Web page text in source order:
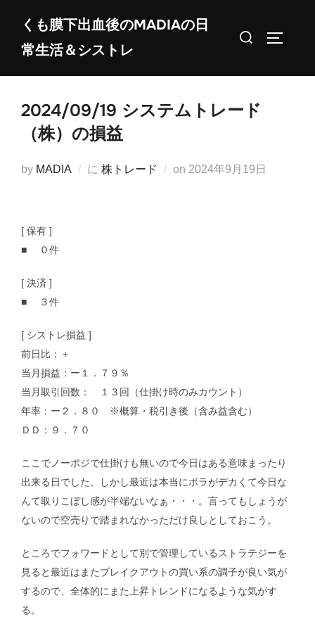
くも膜下出血後のMADIAの日
常生活＆シストレ
検
2024/09/19 システムトレード
（株）の損益
by MADIA に 株トレード on 投
2024年9月19日
[ 保有 ]
■ ０件
[ 決済 ]
■ ３件
[ シストレ損益 ]
前日比：＋
当月損益：ー１．７９％
当月取引回数： １３回（仕掛け時のみカウント）
年率：ー２．８０ ※概算・税引き後（含み益含む）
ＤＤ：９．７０
ここでノーポジで仕掛けも無いので今日はある意味まったり
出来る日でした。しかし最近は本当にボラがデカくて今日な
んて取りこぼし感が半端ないなぁ・・・。言ってもしょうが
ないので空売りで踏まれなかっただけ良しとしておこう。
ところでフォワードとして別で管理しているストラテジーを
見ると最近はまたブレイクアウトの買い系の調子が良い気が
するので、全体的にまた上昇トレンドになるような気がす
る。